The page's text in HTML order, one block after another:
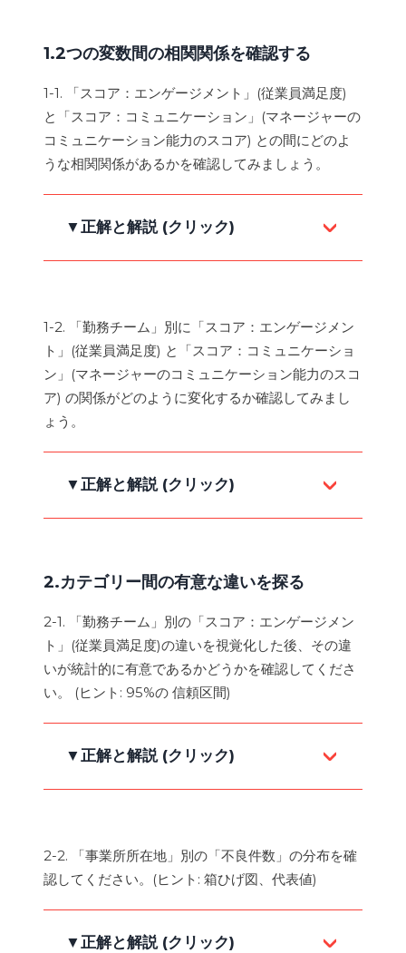
1.2つの変数間の相関関係を確認する
1-1. 「スコア：エンゲージメント」(従業員満足度)
と「スコア：コミュニケーション」(マネージャーの
コミュニケーション能力のスコア) との間にどのよ
うな相関関係があるかを確認してみましょう。
▼正解と解説 (クリック)
画面上部のY軸に「スコア：エンゲージ
相関係数の隣のアイコンをクリックしま
す(トレンドラインが追加されます)。
1-2. 「勤務チーム」別に「スコア：エンゲージメン
ト」(従業員満足度) と「スコア：コミュニケーショ
ン」(マネージャーのコミュニケーション能力のスコ
ア) の関係がどのように変化するか確認してみまし
ょう。
▼正解と解説 (クリック)
図1-2で確認す
る
画面右側の [カラー] メニューで「勤務
チーム」を選択します。
る個々の勤務チームを一つずつクリック
して相関係数が変化することを確認しま
2.カテゴリー間の有意な違いを探る
2-1. 「勤務チーム」別の「スコア：エンゲージメン
ト」(従業員満足度)の違いを視覚化した後、その違
いが統計的に有意であるかどうかを確認してくださ
い。 (ヒント: 95%の 信頼区間)
▼正解と解説 (クリック)
2-2. 「事業所所在地」別の「不良件数」の分布を確
認してください。(ヒント: 箱ひげ図、代表値)
▼正解と解説 (クリック)